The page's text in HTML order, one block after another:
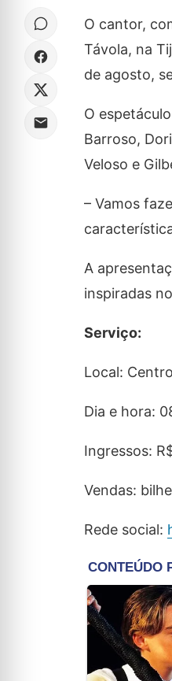
O cantor,
Távola, na
de agosto,
O
Barroso,
Veloso e
– Vamos
A
inspiradas
Serviço:
Local:
Dia e hora:
Ingressos:
Vendas:
Rede social: